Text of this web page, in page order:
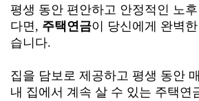
평생 동안 편안하고 안정적인 노
다면, 주택연금이 당신에게 완벽
습니다.
집을 담보로 제공하고 평생 동안
내 집에서 계속 살 수 있는 주택연